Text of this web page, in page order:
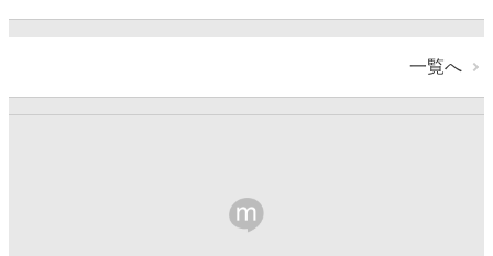
一覧へ